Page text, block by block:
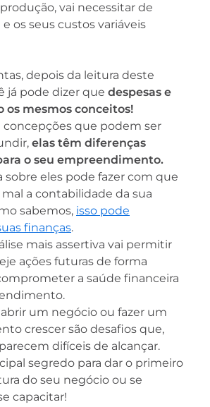
vai necessitar de
os seus custos variáveis
depois da leitura deste
já pode dizer que despesas e
os mesmos conceitos!
concepções que podem ser
elas têm diferenças
o seu empreendimento.
sobre eles pode fazer com que
a contabilidade da sua
sabemos, isso pode
finanças.
mais assertiva vai permitir
ações futuras de forma
a saúde financeira
um negócio ou fazer um
crescer são desafios que,
difíceis de alcançar.
segredo para dar o primeiro
do seu negócio ou se
capacitar!